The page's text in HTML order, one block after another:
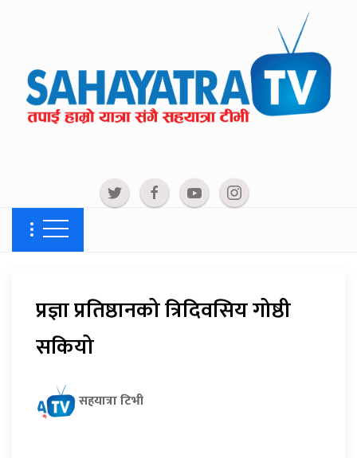
प्रज्ञा प्रतिष्ठानको त्रिदिवसिय गोष्ठी
सकियो
सहयात्रा टिभी